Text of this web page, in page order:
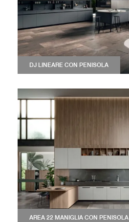
DJ LINEARE CON PENISOLA
AREA 22 MANIGLIA CON PENISOLA